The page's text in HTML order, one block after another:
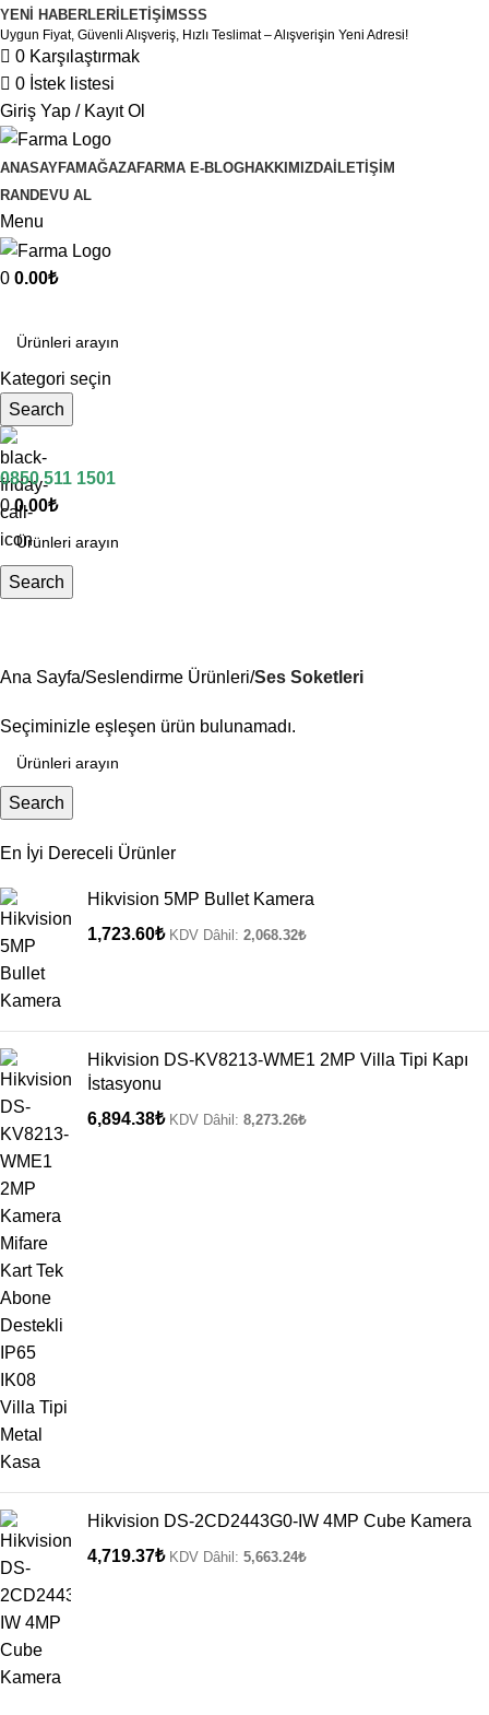
YENI HABERLER İLETIŞIMSSS
Uygun Fiyat, Güvenli Alışveriş, Hızlı Teslimat – Alışverişin Yeni Adresi!
0 Karşılaştırmak
0 İstek listesi
Giriş Yap / Kayıt Ol
ANASAYFAMAĞAZAFARMA E-BLOGHAKKIMIZDA İLETIŞIM
RANDEVU AL
Menu
0 0.00₺
Kategori seçin
Search
0850 511 1501
00.00₺
Search
En İyi Dereceli Ürünler
Hikvision 5MP Bullet Kamera
1,723.60₺ KDV Dâhil: 2,068.32₺
Hikvision DS-KV8213-WME1 2MP Villa Tipi Kapı
İstasyonu
6,894.38₺ KDV Dâhil: 8,273.26₺
Hikvision DS-2CD2443G0-IW 4MP Cube Kamera
4,719.37₺ KDV Dâhil: 5,663.24₺
Ana Sayfa Seslendirme Ürünleri Ses Soketleri
Seçiminizle eşleşen ürün bulunamadı.
Search